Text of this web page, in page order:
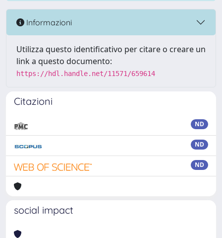
Informazioni
Utilizza questo identificativo per citare o creare un
link a questo documento:
https://hdl.handle.net/11571/659614
Citazioni
ND
ND
ND
social impact